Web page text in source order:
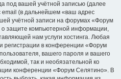
под вашей учётной записью (далее
(в дальнейшем «ваш адрес
учётной записи на форумах «Форум
о защите компьютерной информации,
нам услуги хостинга. Любая
в конференции «Форум
вашего пароля и вашего
так и необязательной ко
конференции «Форум Селятино». В